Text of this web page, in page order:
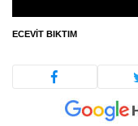
ECEVIT BIKTIM